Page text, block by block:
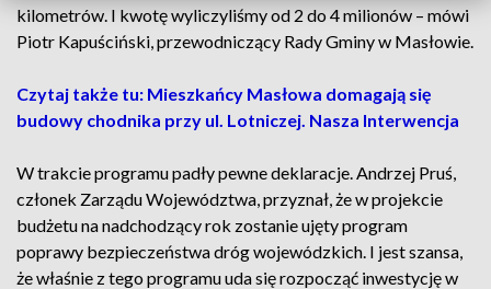
kilometrów. I kwotę wyliczyliśmy od 2 do 4 milionów – mówi
Piotr Kapuściński, przewodniczący Rady Gminy w Masłowie.
Czytaj także tu: Mieszkańcy Masłowa domagają się
budowy chodnika przy ul. Lotniczej. Nasza Interwencja
W trakcie programu padły pewne deklaracje. Andrzej Pruś,
członek Zarządu Województwa, przyznał, że w projekcie
budżetu na nadchodzący rok zostanie ujęty program
poprawy bezpieczeństwa dróg wojewódzkich. I jest szansa,
że właśnie z tego programu uda się rozpocząć inwestycję w